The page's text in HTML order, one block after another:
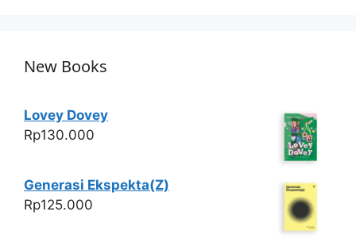
New Books
Lovey Dovey
Rp130.000
Generasi Ekspekta(Z)
Rp125.000